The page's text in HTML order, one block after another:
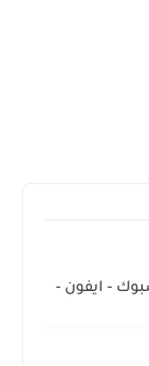
- ايفون -